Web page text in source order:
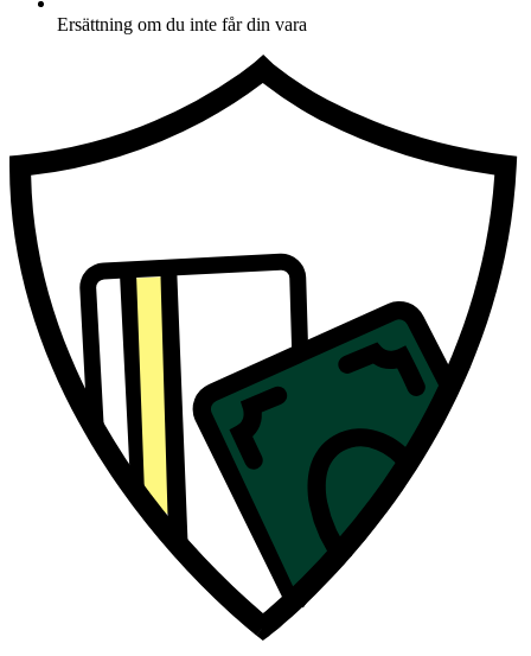
Ersättning om du inte får din vara